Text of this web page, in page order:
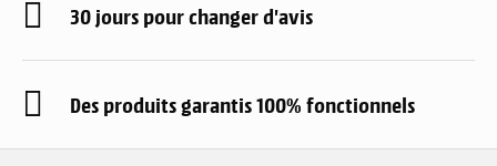
30 jours pour changer d'avis
Des produits garantis 100% fonctionnels